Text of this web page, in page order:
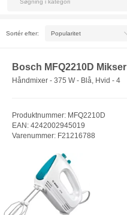
Sortér efter:
Bosch MFQ2210D Mikser
Håndmixer - 375 W - Blå, Hvid - 4
Produktnummer: MFQ2210D
EAN: 4242002945019
Varenummer: F21216788